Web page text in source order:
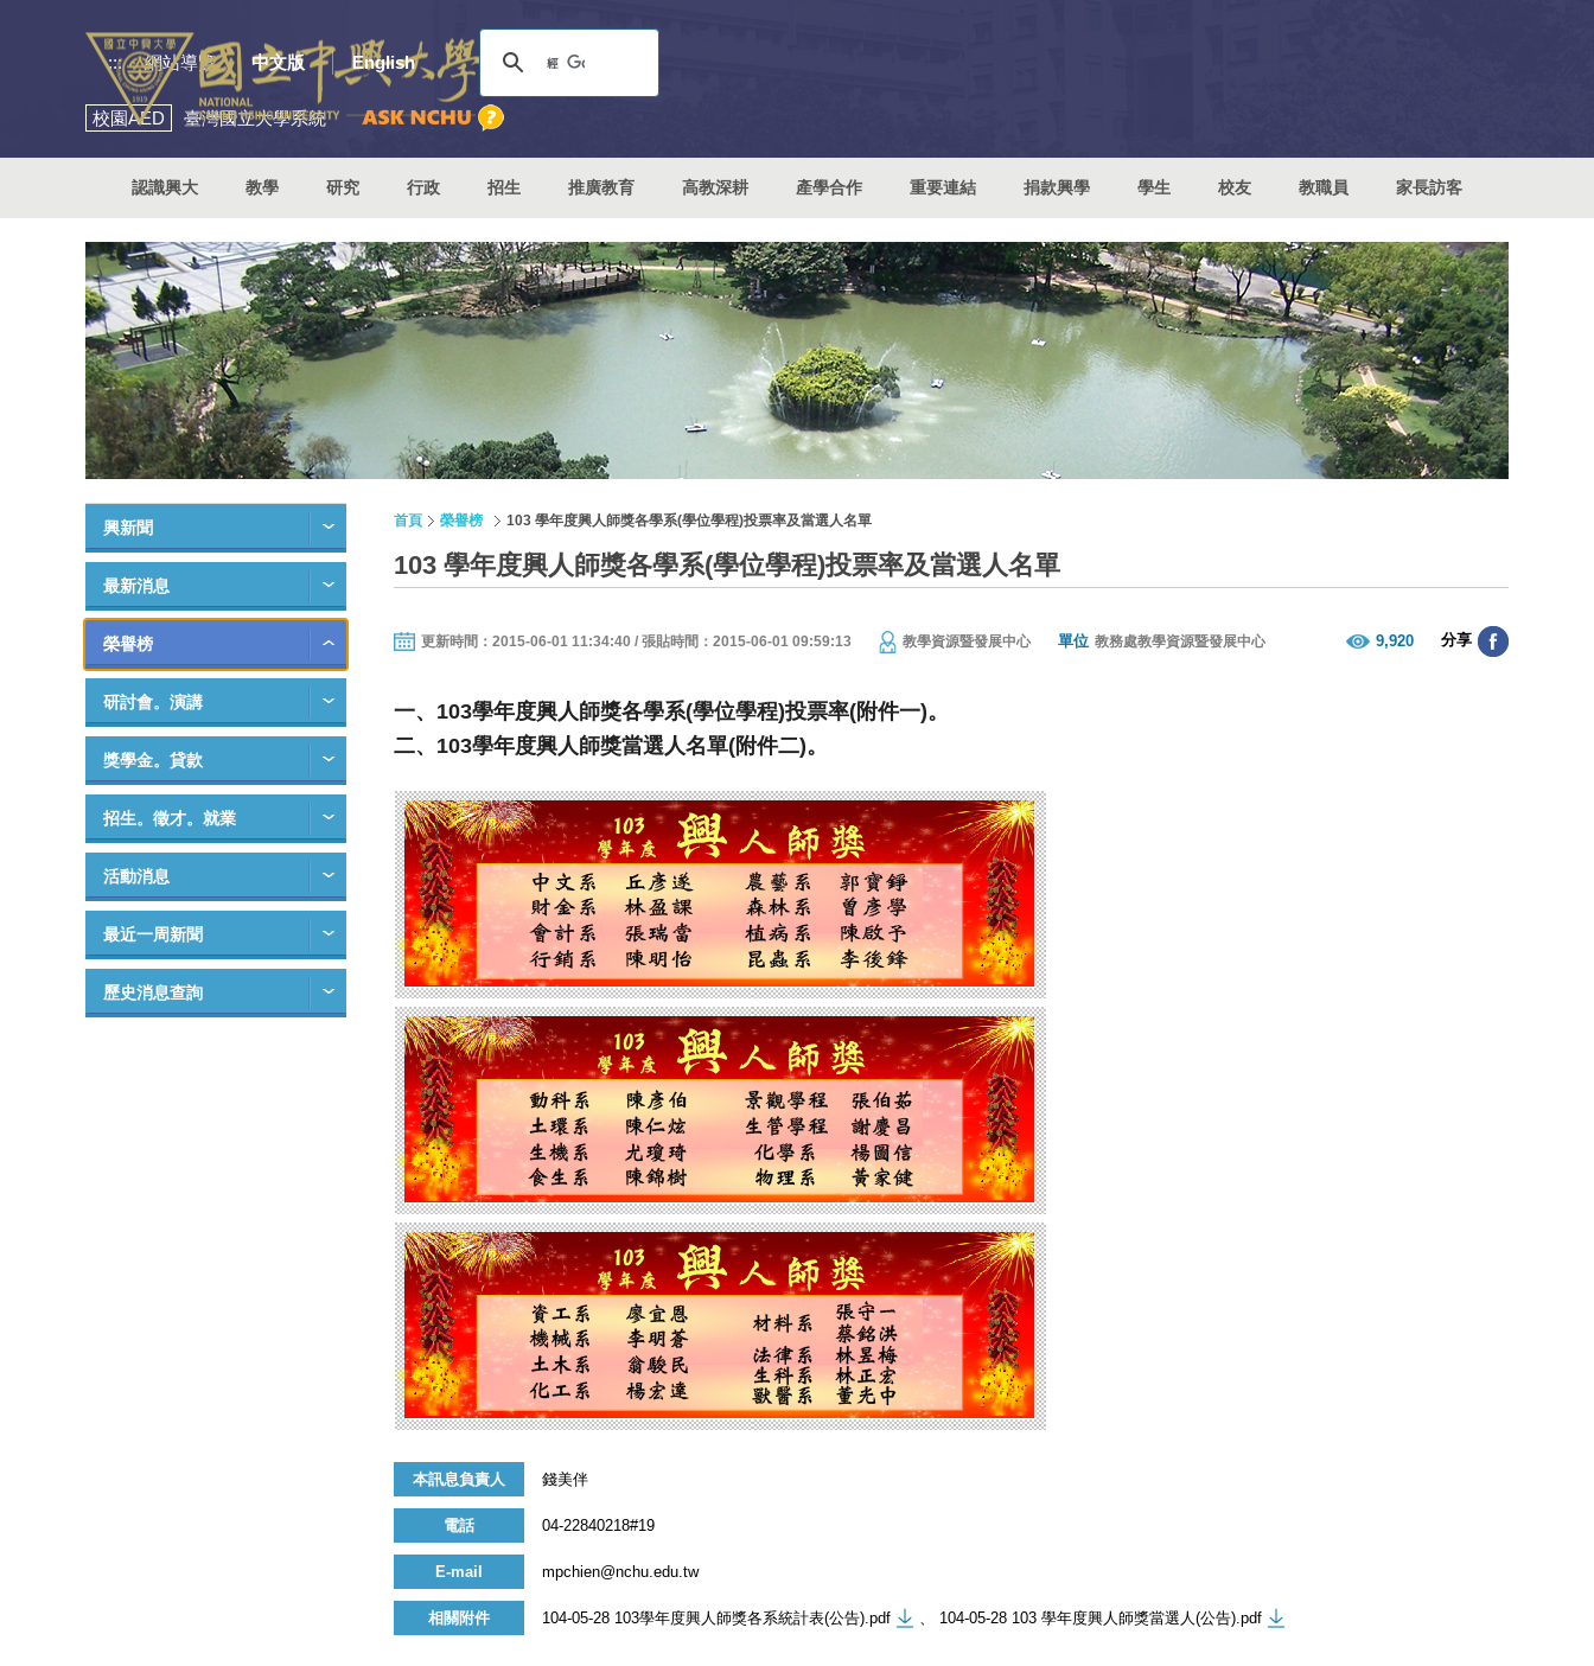
::: 網站導覽 中文版 English
校園AED 臺灣國立大學系統
認識興大 教學 研究 行政 招生 推廣教育 高教深耕 產學合作 重要連結 捐款興學 學生 校友 教職員 家長訪客
興新聞
最新消息
榮譽榜
研討會。演講
獎學金。貸款
招生。徵才。就業
活動消息
最近一周新聞
歷史消息查詢
首頁 榮譽榜 103 學年度興人師獎各學系(學位學程)投票率及當選人名單
103 學年度興人師獎各學系(學位學程)投票率及當選人名單
更新時間：2015-06-01 11:34:40 / 張貼時間：2015-06-01 09:59:13 教學資源暨發展中心 單位 教務處教學資源暨發展中心 9,920 分享
一、 103學年度興人師獎各學系(學位學程)投票率(附件一)。
二、
103學年度興人師獎當選人名單(附件二)。
本訊息負責人 錢美伴
電話 04-22840218#19
E-mail mpchien@nchu.edu.tw
相關附件 104-05-28 103學年度興人師獎各系統計表(公告).pdf 、 104-05-28 103 學年度興人師獎當選人(公告).pdf